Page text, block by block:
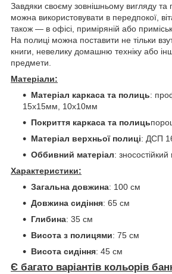
Завдяки своєму зовнішньому вигляду та
можна використовувати в передпокої,
також — в офісі, приміряній або
На полиці можна поставити не тільки
книги, невелику домашню техніку або
предмети.
Матеріали:
Матеріал каркаса та полиць:
15х15мм, 10х10мм
Покриття каркаса та полиць
Матеріал верхньої полиці: ДСП
Оббивний матеріал:
Характеристики:
Загальна довжина: 100 см
Довжина сидіння: 65 см
Глибина: 35 см
Висота з полицями: 75 см
Висота сидіння: 45 см
Є багато варіантів кольорів